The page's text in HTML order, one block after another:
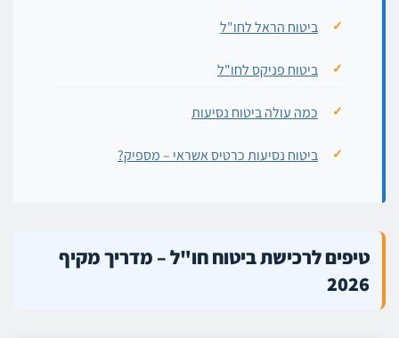
ביטוח הראל לחו"ל
ביטוח פניקס לחו"ל
כמה עולה ביטוח נסיעות
ביטוח נסיעות כרטיס אשראי – מספיק?
טיפים לרכישת ביטוח חו"ל – מדריך מקיף
2026